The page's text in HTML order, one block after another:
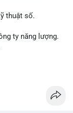
thuật số.
ty năng lượng.